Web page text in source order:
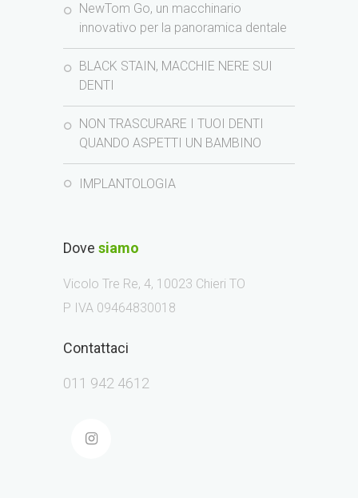
NewTom Go, un macchinario
innovativo per la panoramica dentale
BLACK STAIN, MACCHIE NERE SUI
DENTI
NON TRASCURARE I TUOI DENTI
QUANDO ASPETTI UN BAMBINO
IMPLANTOLOGIA
Dove siamo
Vicolo Tre Re, 4, 10023 Chieri TO
P IVA 09464830018
Contattaci
011 942 4612